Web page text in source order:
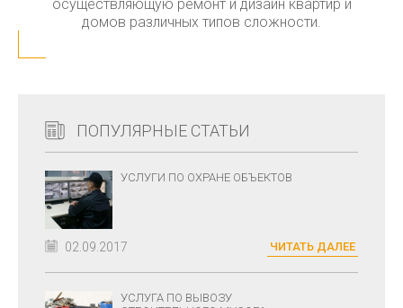
осуществляющую ремонт и дизайн квартир и
домов различных типов сложности.
ПОПУЛЯРНЫЕ СТАТЬИ
УСЛУГИ ПО ОХРАНЕ ОБЪЕКТОВ
02.09.2017 ЧИТАТЬ ДАЛЕЕ
УСЛУГА ПО ВЫВОЗУ